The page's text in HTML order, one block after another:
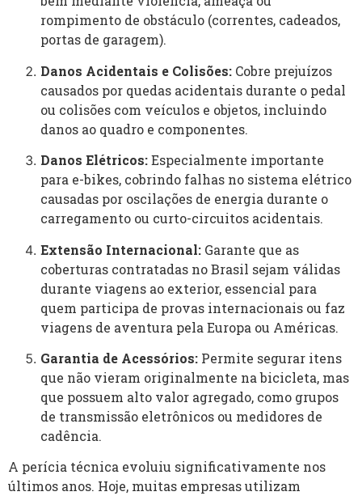
rompimento de obstáculo (correntes, cadeados,
portas de garagem).
Danos Acidentais e Colisões: Cobre prejuízos
causados por quedas acidentais durante o pedal
ou colisões com veículos e objetos, incluindo
danos ao quadro e componentes.
Danos Elétricos:Especialmente importante
para e-bikes, cobrindo falhas no sistema elétrico
causadas por oscilações de energia durante o
carregamento ou curto-circuitos acidentais.
Extensão Internacional: Garante que as
coberturas contratadas no Brasil sejam válidas
durante viagens ao exterior, essencial para
quem participa de provas internacionais ou faz
viagens de aventura pela Europa ou Américas.
Garantia de Acessórios: Permite segurar itens
que não vieram originalmente na bicicleta, mas
que possuem alto valor agregado, como grupos
de transmissão eletrônicos ou medidores de
cadência.
A perícia técnica evoluiu significativamente nos
últimos anos. Hoje, muitas empresas utilizam